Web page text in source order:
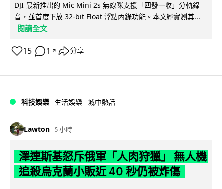
DJI 最新推出的 Mic Mini 2s 無線咪支援「四發一收」分軌錄
音，並首度下放 32-bit Float 浮點內錄功能。本文經實測其...
閱讀全文
15 1 ↗ 分享
科技娛樂 生活娛樂 城中熱話
Lawton 5 小時
澤連斯基怒斥俄軍「人肉狩獵」 無人機
追殺烏克蘭小販近 40 秒仍被炸傷